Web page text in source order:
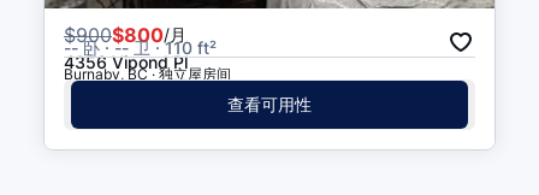
$900$800/月
-- 卧 · -- 卫 · 110 ft²
4356 Vipond Pl
Burnaby, BC · 独立屋房间
查看可用性